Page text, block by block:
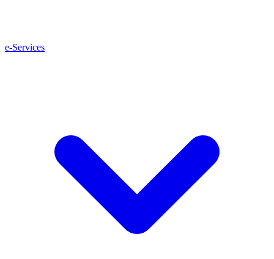
e-Services